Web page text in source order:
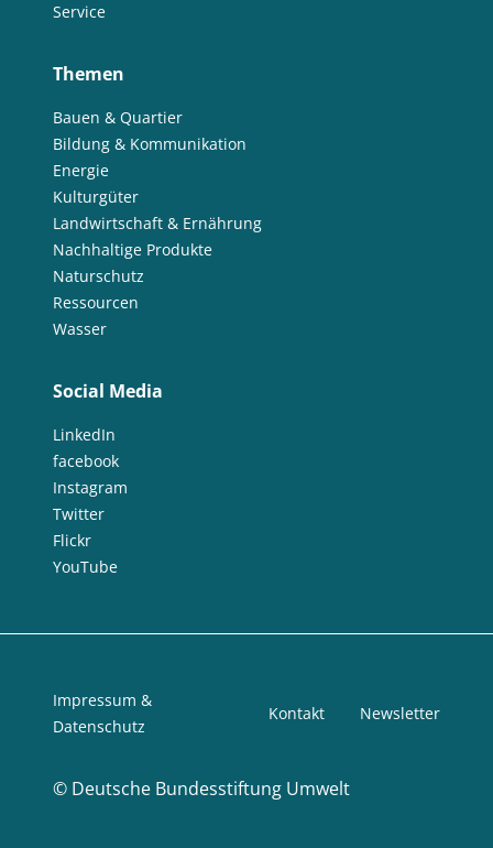
Service
Themen
Bauen & Quartier
Bildung & Kommunikation
Energie
Kulturgüter
Landwirtschaft & Ernährung
Nachhaltige Produkte
Naturschutz
Ressourcen
Wasser
Social Media
LinkedIn
facebook
Instagram
Twitter
Flickr
YouTube
© Deutsche Bundesstiftung Umwelt
Impressum &
Datenschutz
Kontakt Newsletter